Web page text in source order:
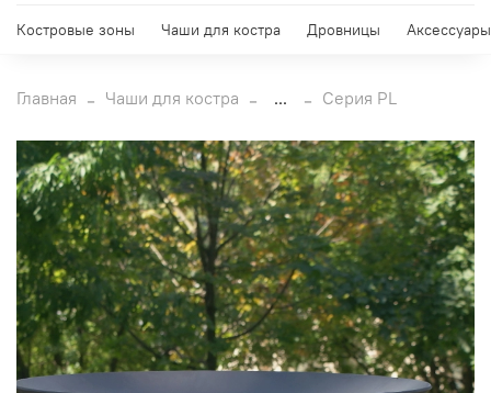
Костровые зоны Чаши для костра Дровницы Аксессуары
Главная Чаши для костра ... Серия PL